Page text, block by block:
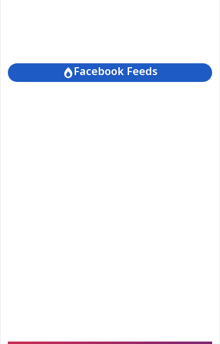
Facebook Feeds